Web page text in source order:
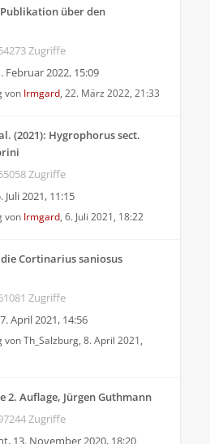
Publikation über den
Zugriffe
Februar 2022, 15:09
von Irmgard, 22. März 2022, 21:33
(2021): Hygrophorus sect.
Zugriffe
Juli 2021, 11:15
von Irmgard, 6. Juli 2021, 18:22
Cortinarius saniosus
Zugriffe
7. April 2021, 14:56
vonTh_Salzburg, 8. April 2021,
2. Auflage, Jürgen Guthmann
Zugriffe
, 13. November 2020, 18:20